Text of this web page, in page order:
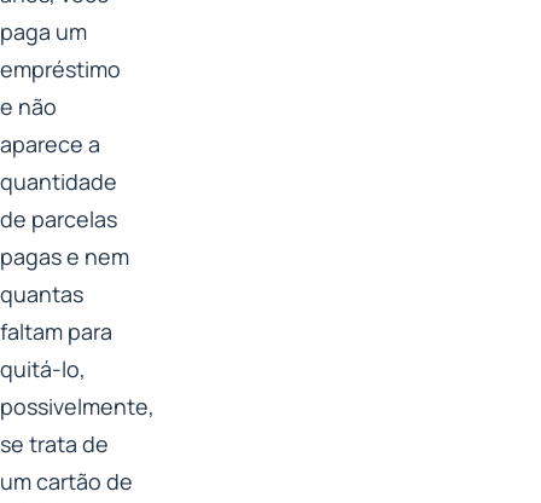
paga um
empréstimo
e não
aparece a
quantidade
de parcelas
pagas e nem
quantas
faltam para
quitá-lo,
possivelmente,
se trata de
um cartão de